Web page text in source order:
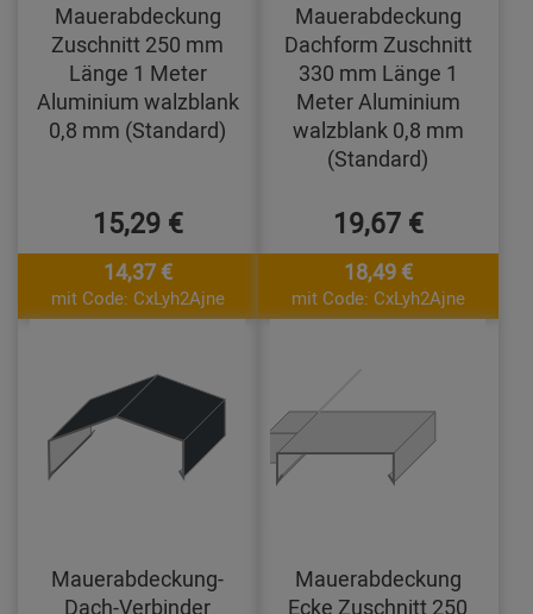
Mauerabdeckung
Zuschnitt 250 mm
Länge 1 Meter
Aluminium walzblank
0,8 mm (Standard)
15,29 €
14,37 €
mit Code: CxLyh2Ajne
Mauerabdeckung
Dachform Zuschnitt
330 mm Länge 1
Meter Aluminium
walzblank 0,8 mm
(Standard)
19,67 €
18,49 €
mit Code: CxLyh2Ajne
Mauerabdeckung-
Dach-Verbinder
Mauerabdeckung
Ecke Zuschnitt 250